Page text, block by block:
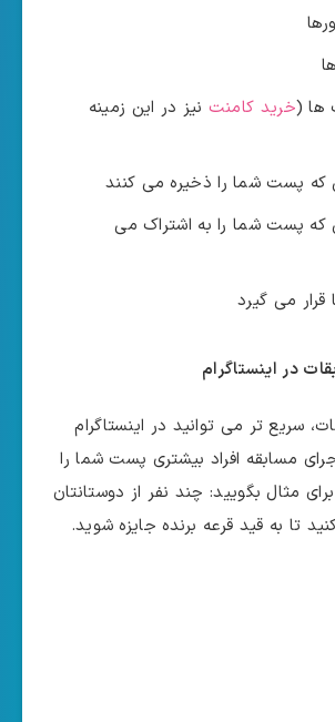
ها (خرید کامنت نیز در این زمینه
که پست شما را ذخیره می کنند
که پست شما را به اشتراک می
قرار می گیرد
سریع تر می توانید در اینستاگرام
مسابقه افراد بیشتری پست شما را
مثال بگویید: چند نفر از دوستانتان
تا به قید قرعه برنده جایزه شوید.